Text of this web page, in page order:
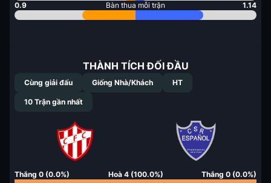
0.9 Bàn thua mỗi trận 1.14
THÀNH TÍCH ĐỐI ĐẦU
Cùng giải đấu Giống Nhà/Khách HT
10 Trận gần nhất
Thắng 0 (0.0%) Hoà 4(100.0%) Thắng 0 (0.0%)